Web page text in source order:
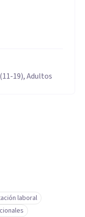
19), Adultos
laboral